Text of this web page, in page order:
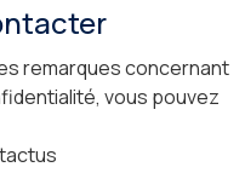
remarques concernant
vous pouvez